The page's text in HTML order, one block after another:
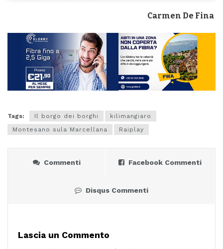
Carmen De Fina
Tags: Il borgo dei borghi
kilimangiaro
Montesano sula Marcellana
Raiplay
Commenti Facebook Commenti
Disqus Commenti
Lascia un Commento